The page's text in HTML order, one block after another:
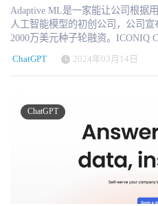
做什么。好吧，在减少文本输出
真正属于人类的手方面，仍然存
要对用户进行全面的教育：我们还
须培养一种透明和诚实的文化。 无论是在招聘材料、内部沟通还是
其他任何与人力资源相关的文件
于对人工智能的能力和局限性设定切合实际
单介绍一下 Rapport 公司，看看
过程中与聊天机器人对话，并与
不太习惯的是虚拟互动人物--或者
能，由Rapport用户在一个简单易
软件和用户自己的系统进行简单
大型乳制品合作社 Milcobel。 "Tekst.com 首席执行官 Wouter Janssen
说："我们的企业客户通常已经实
追求'无接触自动化'的过程中，他
理电子邮件、案例、订单和票据中
部绘制了正确分析和路由信息所
从 SAP 和 Salesforce 等现有数据
Tekst.com 在后台执行工作，因此
后，Tekst.com 符合所要求的安全
ISO 27001 信息安全标准。 Becton Dickinson 公司客户服务数字化经
理 Christophe Boucquet 说： "我
Adaptive ML是一家能让公司根据
人工智能模型的初创公司，公司宣
2000万美元种子轮融资。ICONIQ
天使投资人也加入了本轮融资。 Adaptive的愿景是让各地的企业都
能利用不断学习的生成模型的优
资金继续投资于研究和产品开发
"Adaptive ML 首席执行官Julien
正在简化通往更直观、更有粘性
型吸收每一次交互，为每一位用户提供
用大型语言模型（LLM）的需求
的目标相一致时，才能产生吸引
ChatGPT 2024年03月14日
ChatGPT